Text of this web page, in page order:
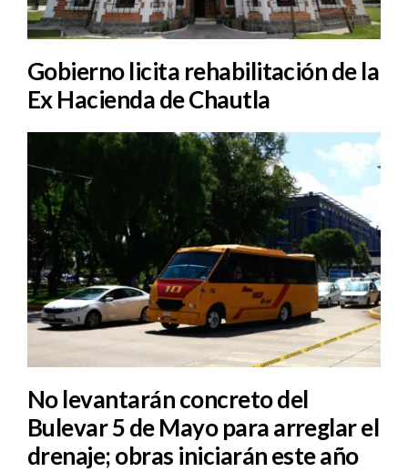
Gobierno licita rehabilitación de la
Ex Hacienda de Chautla
No levantarán concreto del
Bulevar 5 de Mayo para arreglar el
drenaje; obras iniciarán este año